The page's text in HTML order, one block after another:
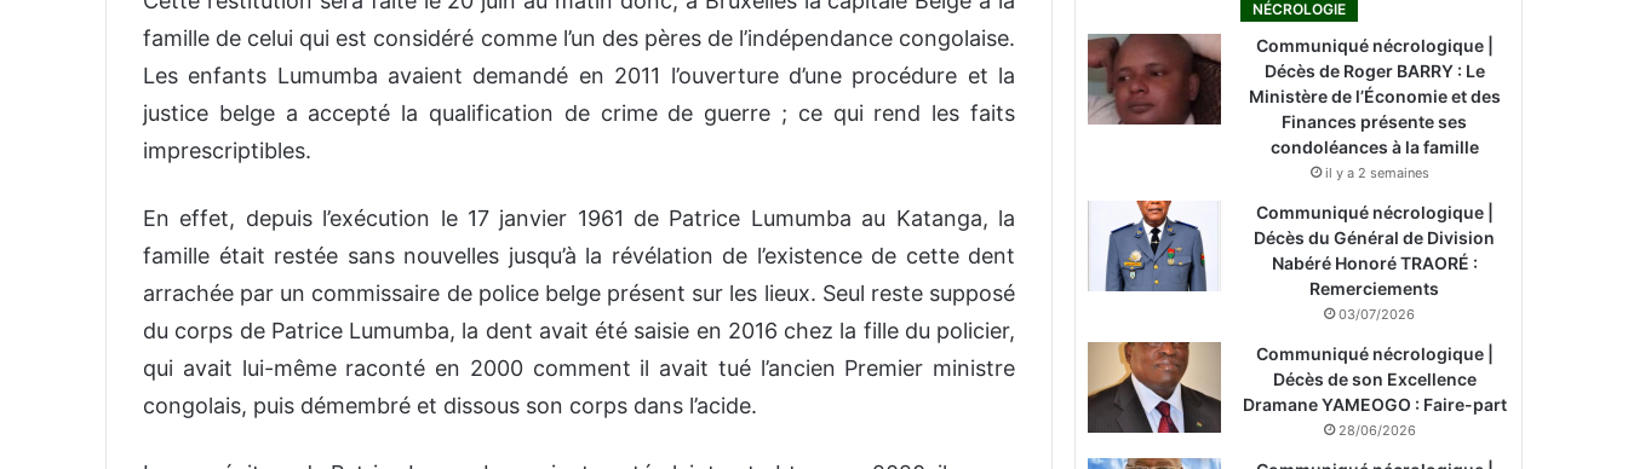
famille de celui qui est considéré comme l’un des pères de l’indépendance congolaise.
Les enfants Lumumba avaient demandé en 2011 l’ouverture d’une procédure et la
justice belge a accepté la qualification de crime de guerre ; ce qui rend les faits
imprescriptibles.
En effet, depuis l’exécution le 17 janvier 1961 de Patrice Lumumba au Katanga, la
famille était restée sans nouvelles jusqu’à la révélation de l’existence de cette dent
arrachée par un commissaire de police belge présent sur les lieux. Seul reste supposé
du corps de Patrice Lumumba, la dent avait été saisie en 2016 chez la fille du policier,
qui avait lui-même raconté en 2000 comment il avait tué l’ancien Premier ministre
congolais, puis démembré et dissous son corps dans l’acide.
NÉCROLOGIE
Communiqué nécrologique |
Décès de Roger BARRY : Le
Ministère de l’Économie et des
Finances présente ses
condoléances à la famille
il y a 2 semaines
Communiqué nécrologique |
Décès du Général de Division
Nabéré Honoré TRAORÉ :
Remerciements
03/07/2026
Communiqué nécrologique |
Décès de son Excellence
Dramane YAMEOGO : Faire-part
28/06/2026